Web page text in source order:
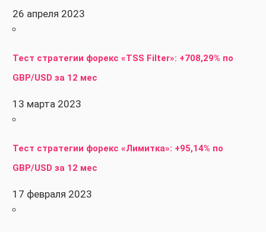
26 апреля 2023
Тест стратегии форекс «TSS Filter»: +708,29% по
GBP/USD за 12 мес
13 марта 2023
Тест стратегии форекс «Лимитка»: +95,14% по
GBP/USD за 12 мес
17 февраля 2023